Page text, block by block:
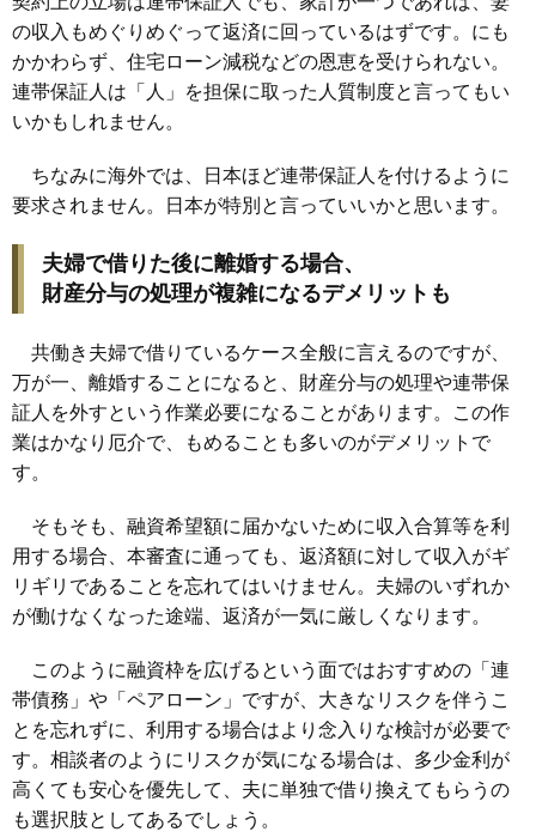
の収入もめぐりめぐって返済に回っているはずです。にも
かかわらず、住宅ローン減税などの恩恵を受けられない。
連帯保証人は「人」を担保に取った人質制度と言ってもい
いかもしれません。
ちなみに海外では、日本ほど連帯保証人を付けるように
要求されません。日本が特別と言っていいかと思います。
夫婦で借りた後に離婚する場合、
財産分与の処理が複雑になるデメリットも
共働き夫婦で借りているケース全般に言えるのですが、
万が一、離婚することになると、財産分与の処理や連帯保
証人を外すという作業必要になることがあります。この作
業はかなり厄介で、もめることも多いのがデメリットで
す。
そもそも、融資希望額に届かないために収入合算等を利
用する場合、本審査に通っても、返済額に対して収入がギ
リギリであることを忘れてはいけません。夫婦のいずれか
が働けなくなった途端、返済が一気に厳しくなります。
このように融資枠を広げるという面ではおすすめの「連
帯債務」や「ペアローン」ですが、大きなリスクを伴うこ
とを忘れずに、利用する場合はより念入りな検討が必要で
す。相談者のようにリスクが気になる場合は、多少金利が
高くても安心を優先して、夫に単独で借り換えてもらうの
も選択肢としてあるでしょう。